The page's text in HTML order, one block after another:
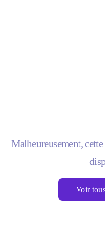
Malheureusement,
Voir